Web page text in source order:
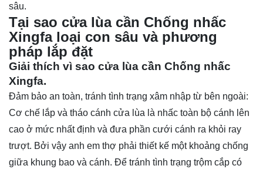
sâu.
Tại sao cửa lùa cần Chống nhấc
Xingfa loại con sâu và phương
pháp lắp đặt
Giải thích vì sao cửa lùa cần Chống nhấc
Xingfa.
Đảm bảo an toàn, tránh tình trạng xâm nhập từ bên ngoài:
Cơ chế lắp và tháo cánh cửa lùa là nhấc toàn bộ cánh lên
cao ở mức nhất định và đưa phần cưới cánh ra khỏi ray
trượt. Bởi vậy anh em thợ phải thiết kế một khoảng chống
giữa khung bao và cánh. Để tránh tình trạng trộm cắp có